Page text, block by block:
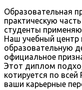
Образовательная
практическую
студенты
Наш учебный центр
образовательную
официальное
Этот диплом
котируется по
ваши карьерные